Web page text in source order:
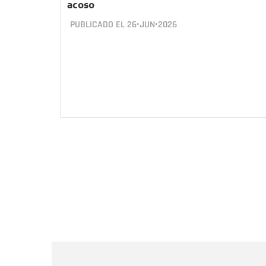
acoso
PUBLICADO EL 26•JUN•2026